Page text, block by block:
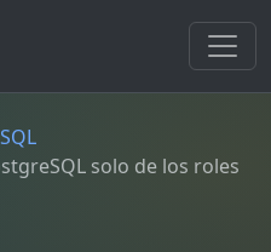
solo de los roles